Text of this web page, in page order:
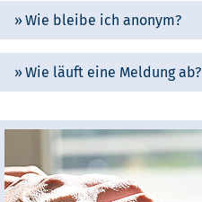
Wie bleibe ich anonym?
Wie läuft eine Meldung ab?